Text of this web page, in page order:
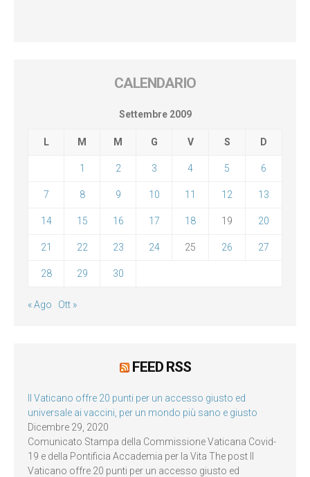
CALENDARIO
Settembre 2009
L M M G V S D
1 2 3 4 5 6
7 8 9 10 11 12 13
14 15 16 17 18 19 20
21 22 23 24 25 26 27
28 29 30
« Ago Ott »
FEED RSS
Il Vaticano offre 20 punti per un accesso giusto ed
universale ai vaccini, per un mondo più sano e giusto
Dicembre 29, 2020
Comunicato Stampa della Commissione Vaticana Covid-
19 e della Pontificia Accademia per la Vita The post Il
Vaticano offre 20 punti per un accesso giusto ed